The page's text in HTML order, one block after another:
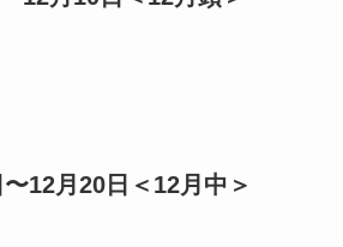
12月20日＜12月中＞